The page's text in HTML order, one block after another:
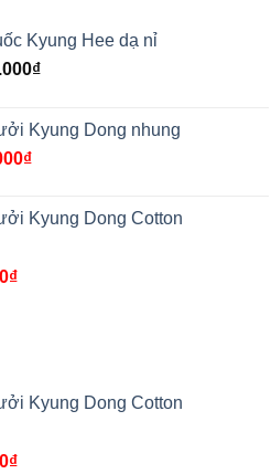
Kyung Hee dạ nỉ
₫
Kyung Dong nhung
₫
Kyung Dong Cotton
₫
Kyung Dong Cotton
₫